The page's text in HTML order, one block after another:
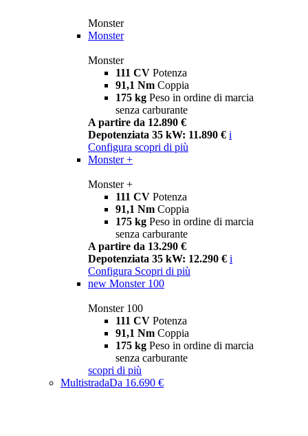
Monster
Monster
Monster
111 CV Potenza
91,1 Nm Coppia
175 kg Peso in ordine di marcia
senza carburante
A partire da 12.890 €
Depotenziata 35 kW: 11.890 € i
Configura scopri di più
Monster +
Monster +
111 CV Potenza
91,1 Nm Coppia
175 kg Peso in ordine di marcia
senza carburante
A partire da 13.290 €
Depotenziata 35 kW: 12.290 € i
Configura Scopri di più
new Monster 100
Monster 100
111 CV Potenza
91,1 Nm Coppia
175 kg Peso in ordine di marcia
senza carburante
scopri di più
MultistradaDa 16.690 €